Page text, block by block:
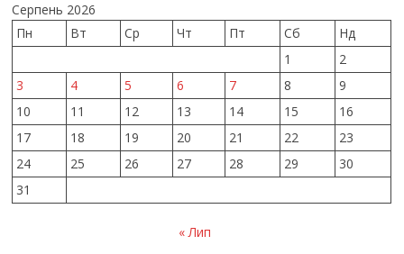
Серпень 2026
Пн
Вт Ср Чт Пт Сб
Нд
1
2
3
4 5 6 7 8
9
10
11 12 13 14 15
16
17
18 19 20 21 22
23
24
25 26 27 28 29
30
31
« Лип